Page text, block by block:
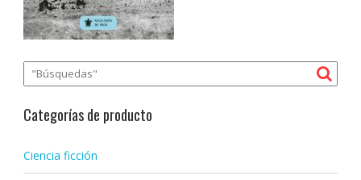
Categorías de producto
Ciencia ficción